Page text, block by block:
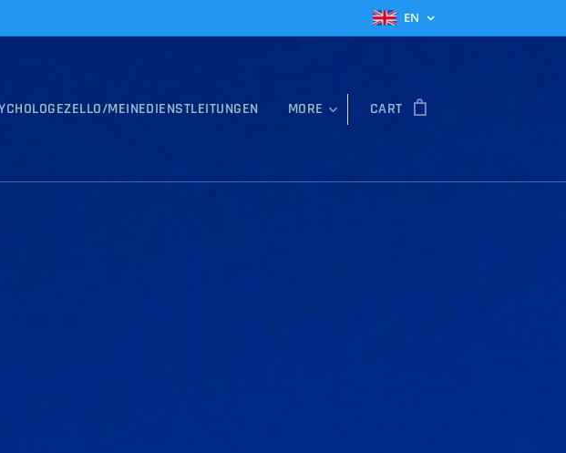
EN
MEINEDIENSTLEITUNGEN MORE CART